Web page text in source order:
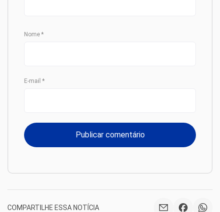
Nome *
E-mail *
COMPARTILHE ESSA NOTÍCIA